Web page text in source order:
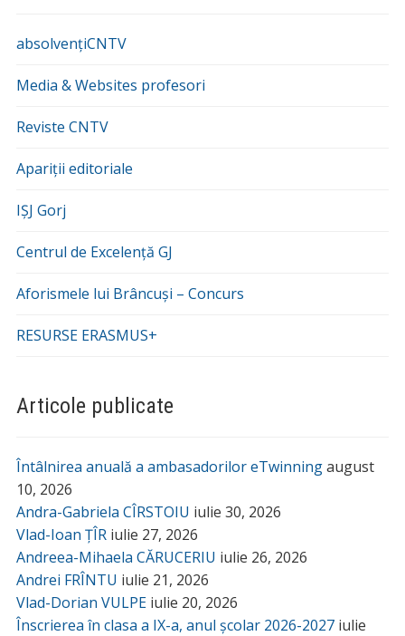
absolvențiCNTV
Media & Websites profesori
Reviste CNTV
Apariții editoriale
IȘJ Gorj
Centrul de Excelență GJ
Aforismele lui Brâncuși – Concurs
RESURSE ERASMUS+
Articole publicate
Întâlnirea anuală a ambasadorilor eTwinningaugust
10, 2026
Andra-Gabriela CÎRSTOIU iulie 30, 2026
Vlad-Ioan ȚÎR iulie 27, 2026
Andreea-Mihaela CĂRUCERIU iulie 26, 2026
Andrei FRÎNTU iulie 21, 2026
Vlad-Dorian VULPE iulie 20, 2026
Înscrierea în clasa a IX-a, anul școlar 2026-2027 iulie